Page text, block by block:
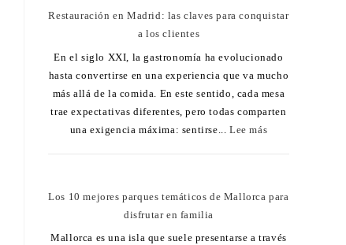
Restauración en Madrid: las claves para conquistar
a los clientes
En el siglo XXI, la gastronomía ha evolucionado
hasta convertirse en una experiencia que va mucho
más allá de la comida. En este sentido, cada mesa
trae expectativas diferentes, pero todas comparten
una exigencia máxima: sentirse...Lee más
Los 10 mejores parques temáticos de Mallorca para
disfrutar en familia
Mallorca es una isla que suele presentarse a través